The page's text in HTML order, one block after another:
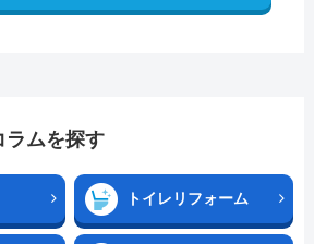
ラムを探す
トイレリフォーム